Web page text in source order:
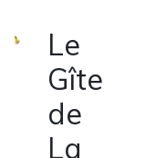
Le
Gîte
de
La